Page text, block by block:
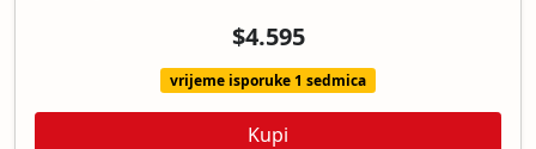
$4.595
vrijeme isporuke 1 sedmica
Kupi